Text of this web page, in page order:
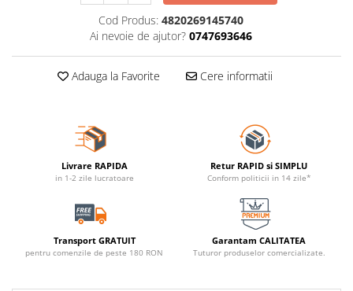
Cod Produs: 4820269145740
Ai nevoie de ajutor? 0747693646
Adauga la Favorite Cere informatii
Livrare RAPIDA
in 1-2 zile lucratoare
Retur RAPID si SIMPLU
Conform politicii in 14 zile*
Transport GRATUIT
pentru comenzile de peste 180 RON
Garantam CALITATEA
Tuturor produselor comercializate.